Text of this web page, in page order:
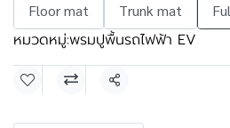
Floor mat Trunk mat
หมวดหมู่:พรมปูพื้นรถไฟฟ้า EV
แชร์